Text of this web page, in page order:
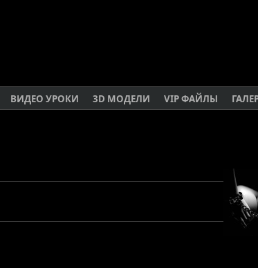
ВИДЕО УРОКИ 3D МОДЕЛИ VIP ФАЙЛЫ